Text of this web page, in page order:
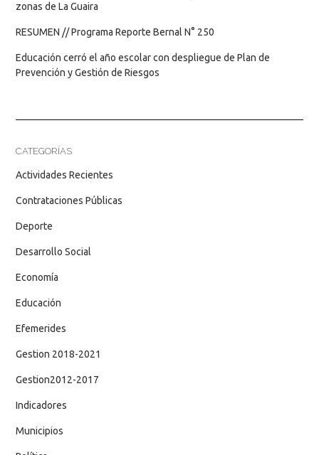
zonas de La Guaira
RESUMEN // Programa Reporte Bernal N° 250
Educación cerró el año escolar con despliegue de Plan de
Prevención y Gestión de Riesgos
CATEGORÍAS
Actividades Recientes
Contrataciones Públicas
Deporte
Desarrollo Social
Economía
Educación
Efemerides
Gestion 2018-2021
Gestion2012-2017
Indicadores
Municipios